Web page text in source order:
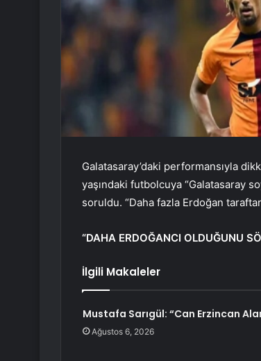
Galatasaray’daki performansıyla
yaşındaki futbolcuya “Galatasaray
soruldu. “Daha fazla Erdoğan
“DAHA ERDOĞANCI OLDUĞUNU
İlgili Makaleler
Mustafa Sarıgül: “Can Erzincan
Ağustos 6, 2026